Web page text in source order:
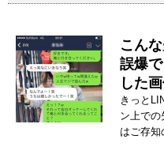
こん
誤爆
した
きっと
ン上での
はご存知